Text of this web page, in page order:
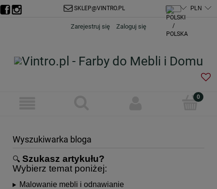
SKLEP@VINTRO.PL
Zarejestruj się Zaloguj się
Wyszukiwarka bloga
🔍 Szukasz artykułu?
Wybierz temat poniżej:
Malowanie mebli i odnawianie